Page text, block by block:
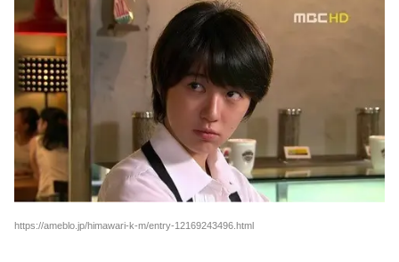
https://ameblo.jp/himawari-k-m/entry-12169243496.html